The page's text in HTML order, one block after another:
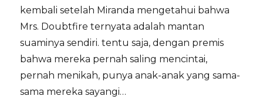
kembali setelah Miranda mengetahui bahwa
Mrs. Doubtfire ternyata adalah mantan
suaminya sendiri. tentu saja, dengan premis
bahwa mereka pernah saling mencintai,
pernah menikah, punya anak-anak yang sama-
sama mereka sayangi…